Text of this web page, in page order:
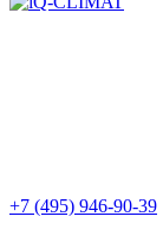
+7 (495) 946-90-39